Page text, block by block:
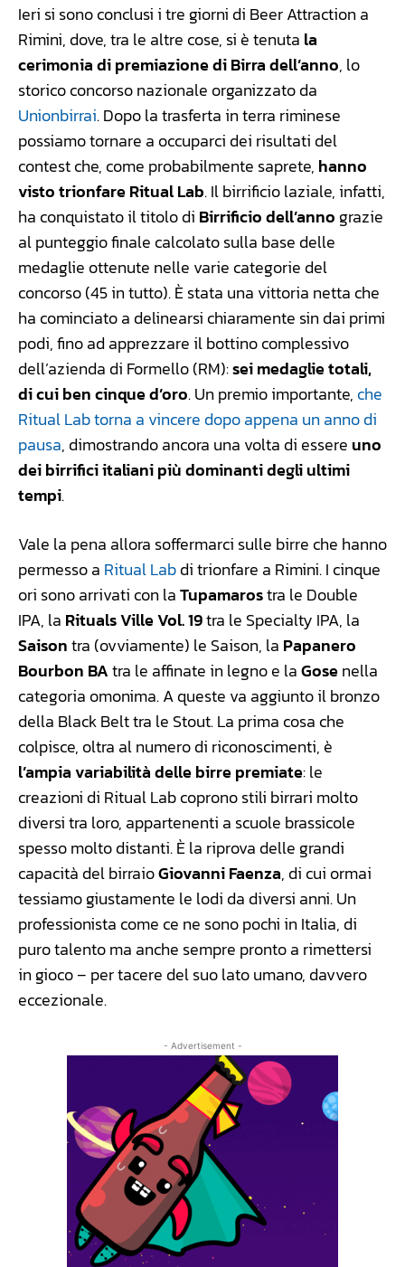
Ieri si sono conclusi i tre giorni di Beer Attraction a
Rimini, dove, tra le altre cose, si è tenuta la
cerimonia di premiazione di Birra dell’anno, lo
storico concorso nazionale organizzato da
Unionbirrai. Dopo la trasferta in terra riminese
possiamo tornare a occuparci dei risultati del
contest che, come probabilmente saprete, hanno
visto trionfare Ritual Lab. Il birrificio laziale, infatti,
ha conquistato il titolo di Birrificio dell’anno grazie
al punteggio finale calcolato sulla base delle
medaglie ottenute nelle varie categorie del
concorso (45 in tutto). È stata una vittoria netta che
ha cominciato a delinearsi chiaramente sin dai primi
podi, fino ad apprezzare il bottino complessivo
dell’azienda di Formello (RM):sei medaglie totali,
di cui ben cinque d’oro. Un premio importante, che
Ritual Lab torna a vincere dopo appena un anno di
pausa, dimostrando ancora una volta di essere uno
dei birrifici italiani più dominanti degli ultimi
tempi.
Vale la pena allora soffermarci sulle birre che hanno
permesso a Ritual Labdi trionfare a Rimini. I cinque
ori sono arrivati con laTupamarostra le Double
IPA, la Rituals Ville Vol. 19tra le Specialty IPA, la
Saisontra (ovviamente) le Saison, la Papanero
Bourbon BAtra le affinate in legno e laGosenella
categoria omonima. A queste va aggiunto il bronzo
della Black Belt tra le Stout. La prima cosa che
colpisce, oltra al numero di riconoscimenti, è
l’ampia variabilità delle birre premiate: le
creazioni di Ritual Lab coprono stili birrari molto
diversi tra loro, appartenenti a scuole brassicole
spesso molto distanti. È la riprova delle grandi
capacità del birraioGiovanni Faenza, di cui ormai
tessiamo giustamente le lodi da diversi anni. Un
professionista come ce ne sono pochi in Italia, di
puro talento ma anche sempre pronto a rimettersi
in gioco – per tacere del suo lato umano, davvero
eccezionale.
- Advertisement -